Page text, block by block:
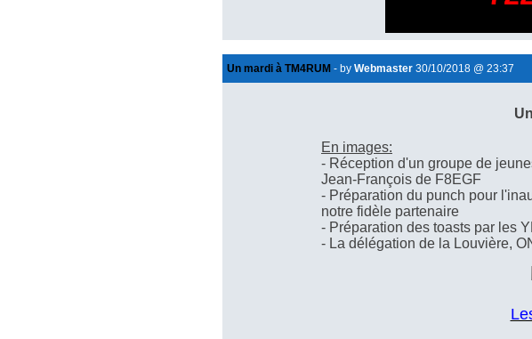
Un mardi à TM4RUM - by Webmaster 30/10/2018 @ 23:37
En images:
- Réception d'un groupe de
Jean-François de F8EGF
- Préparation du punch pour
notre fidèle partenaire
- Préparation des toasts par les
- La délégation de la Louvière,